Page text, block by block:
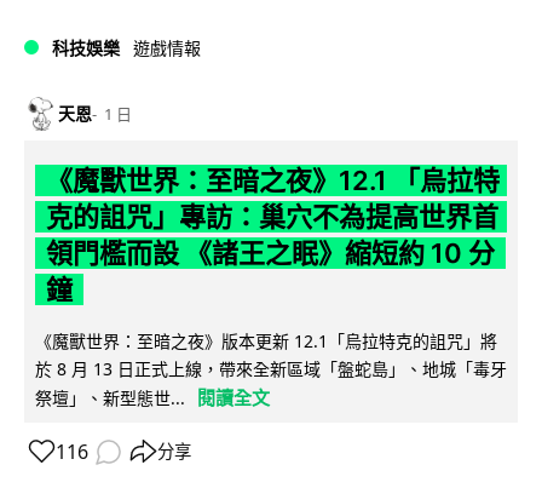
科技娛樂 遊戲情報
天恩 1 日
《魔獸世界：至暗之夜》12.1 「烏拉特
克的詛咒」專訪：巢穴不為提高世界首
領門檻而設 《諸王之眠》縮短約 10 分
鐘
《魔獸世界：至暗之夜》版本更新 12.1「烏拉特克的詛咒」將
於 8 月 13 日正式上線，帶來全新區域「盤蛇島」、地城「毒牙
祭壇」、新型態世...
閱讀全文
116 分享